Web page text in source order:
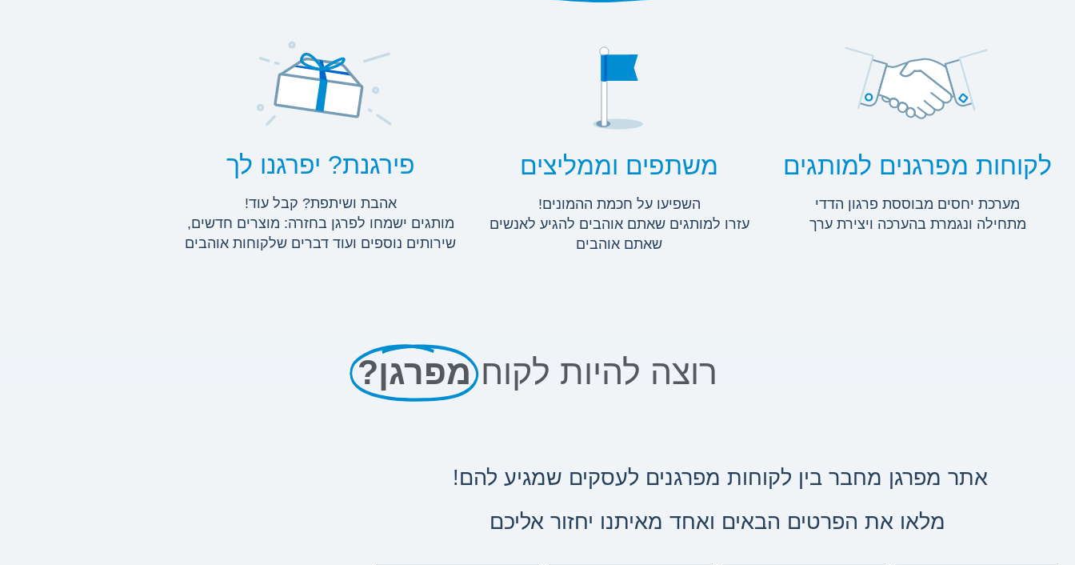
לקוחות מפרגנים למותגים
מערכת יחסים מבוססת פרגון הדדי
מתחילה ונגמרת בהערכה ויצירת ערך
משתפים וממליצים
השפיעו על חכמת ההמונים!
עזרו למותגים שאתם אוהבים להגיע לאנשים
שאתם אוהבים
פירגנת? יפרגנו לך
אהבת ושיתפת? קבל עוד!
מותגים ישמחו לפרגן בחזרה: מוצרים חדשים,
שירותים נוספים ועוד דברים שלקוחות אוהבים
רוצה להיות לקוח מפרגן?
אתר מפרגן מחבר בין לקוחות מפרגנים לעסקים שמגיע להם!
מלאו את הפרטים הבאים ואחד מאיתנו יחזור אליכם